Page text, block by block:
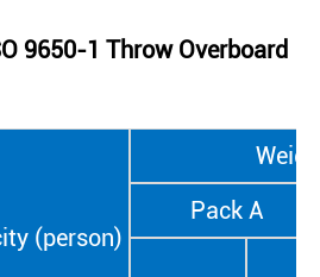
9650-1 Throw Overboard
(person)
Pack A